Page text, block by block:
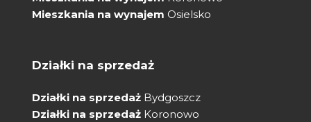
Mieszkania na wynajem Osielsko
Działki na sprzedaż
Działki na sprzedaż Bydgoszcz
Działki na sprzedaż Koronowo